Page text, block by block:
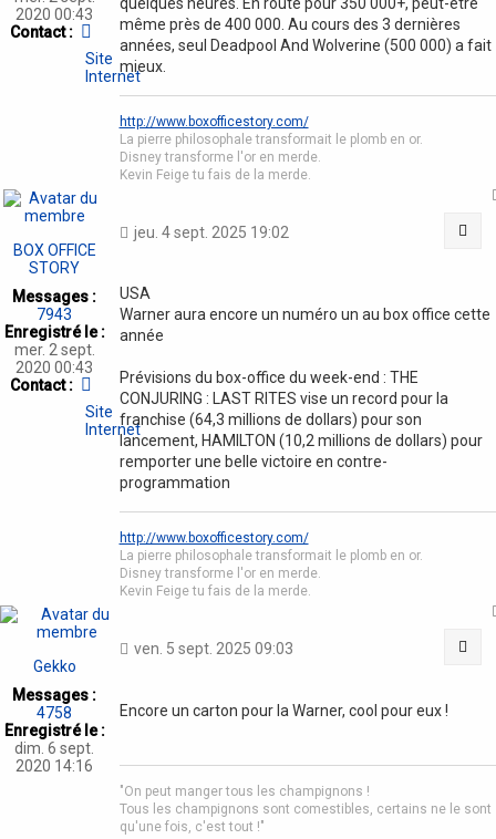
2020 00:43
Contact :
Contacter
BOX
OFFICE
STORY
Site
Internet
même près de 400 000. Au cours des 3 dernières
années, seul Deadpool And Wolverine (500 000) a fait
mieux.
http://www.boxofficestory.com/
La pierre philosophale transformait le plomb en or.
Disney transforme l'or en merde.
Kevin Feige tu fais de la merde.
BOX OFFICE
STORY
Messages :
7943
Enregistré le :
mer. 2 sept.
2020 00:43
Contact :
Contacter
BOX
OFFICE
STORY
Site
Internet
jeu. 4 sept. 2025 19:02
USA
Warner aura encore un numéro un au box office cette
année
Prévisions du box-office du week-end : THE
CONJURING : LAST RITES vise un record pour la
franchise (64,3 millions de dollars) pour son
lancement, HAMILTON (10,2 millions de dollars) pour
remporter une belle victoire en contre-
programmation
http://www.boxofficestory.com/
La pierre philosophale transformait le plomb en or.
Disney transforme l'or en merde.
Kevin Feige tu fais de la merde.
Gekko
Messages :
4758
Enregistré le :
dim. 6 sept.
2020 14:16
ven. 5 sept. 2025 09:03
Encore un carton pour la Warner, cool pour eux !
"On peut manger tous les champignons !
Tous les champignons sont comestibles, certains ne le sont
qu'une fois, c'est tout !"